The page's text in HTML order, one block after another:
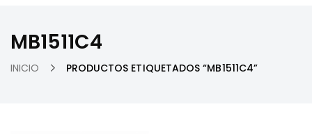
MB1511C4
INICIO PRODUCTOS ETIQUETADOS “MB1511C4”